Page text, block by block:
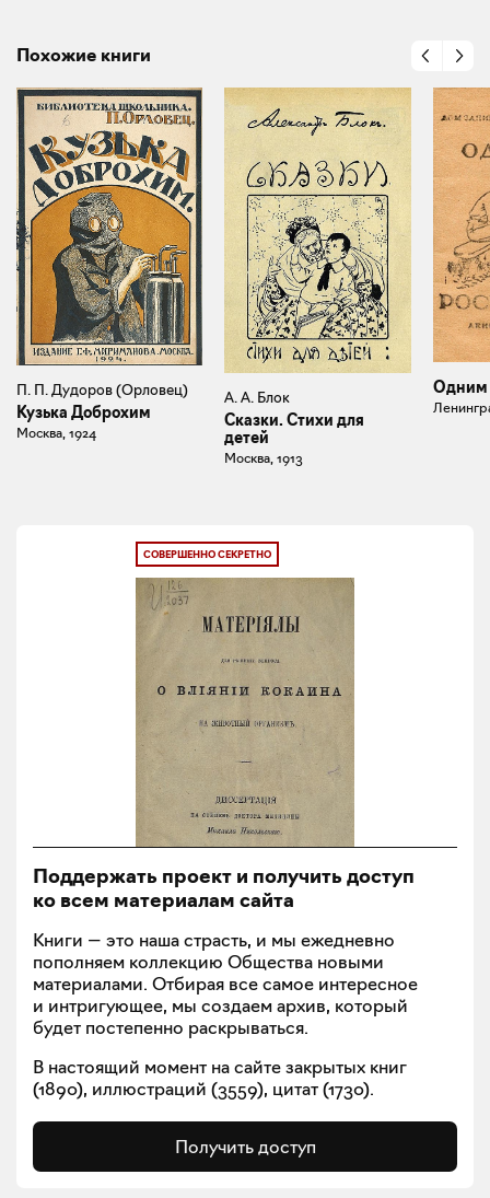
Похожие книги
П. П. Дудоров (Орловец)
Кузька Доброхим
Москва, 1924
А. А. Блок
Сказки. Стихи для
детей
Москва, 1913
Одним
СОВЕРШЕННО СЕКРЕТНО
Поддержать проект и получить доступ
ко всем материалам сайта
Книги — это наша страсть, и мы ежедневно
пополняем коллекцию Общества новыми
материалами. Отбирая все самое интересное
и интригующее, мы создаем архив, который
будет постепенно раскрываться.
В настоящий момент на сайте закрытых книг
(1890), иллюстраций (3559), цитат (1730).
Получить доступ